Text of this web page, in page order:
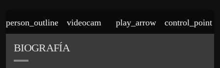
person_outline videocam play_arrow control_point
BIOGRAFÍA